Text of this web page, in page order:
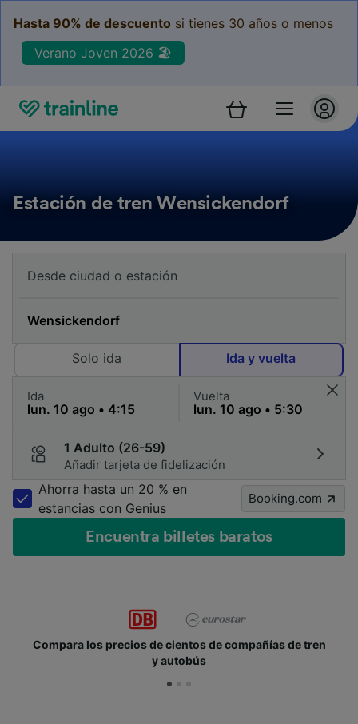
Hasta 90% de descuento si tienes 30 años o menos
Verano Joven 2026 🏖️
Estación de tren Wensickendorf
Solo ida Ida y vuelta
Ida Vuelta
1 Adulto (26-59)
Añadir tarjeta de fidelización
Ahorra hasta un 20 % en
estancias con Genius
Booking.com
Encuentra billetes baratos
Compara los precios de cientos de compañías de tren
y autobús